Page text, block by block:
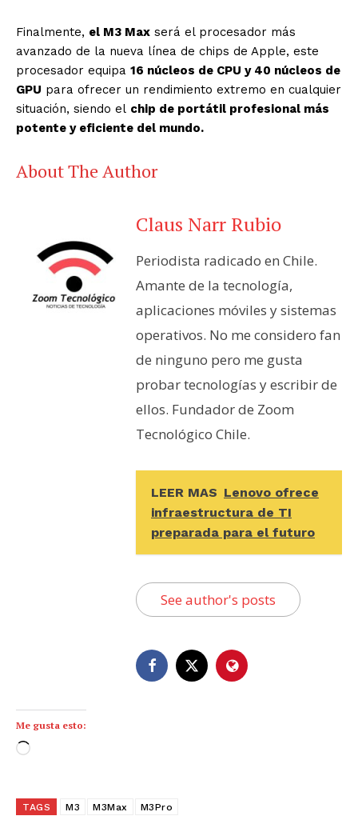
Finalmente, el M3 Max será el procesador más
avanzado de la nueva línea de chips de Apple, este
procesador equipa 16 núcleos de CPU y 40 núcleos de
GPU para ofrecer un rendimiento extremo en cualquier
situación, siendo el chip de portátil profesional más
potente y eficiente del mundo.
About The Author
Claus Narr Rubio
Periodista radicado en Chile.
Amante de la tecnología,
aplicaciones móviles y sistemas
operativos. No me considero fan
de ninguno pero me gusta
probar tecnologías y escribir de
ellos. Fundador de Zoom
Tecnológico Chile.
LEER MAS Lenovo ofrece
infraestructura de TI
preparada para el futuro
See author's posts
Me gusta esto:
C
g
TAGS M3 M3Max M3Pro